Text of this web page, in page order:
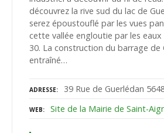
découvrez la rive sud du lac de
serez époustouflé par les vues
cette vallée engloutie par les eaux
30. La construction du barrage de
entraîné…
ADRESSE 39 Rue de Guerlédan
WEB Site de la Mairie de Saint-